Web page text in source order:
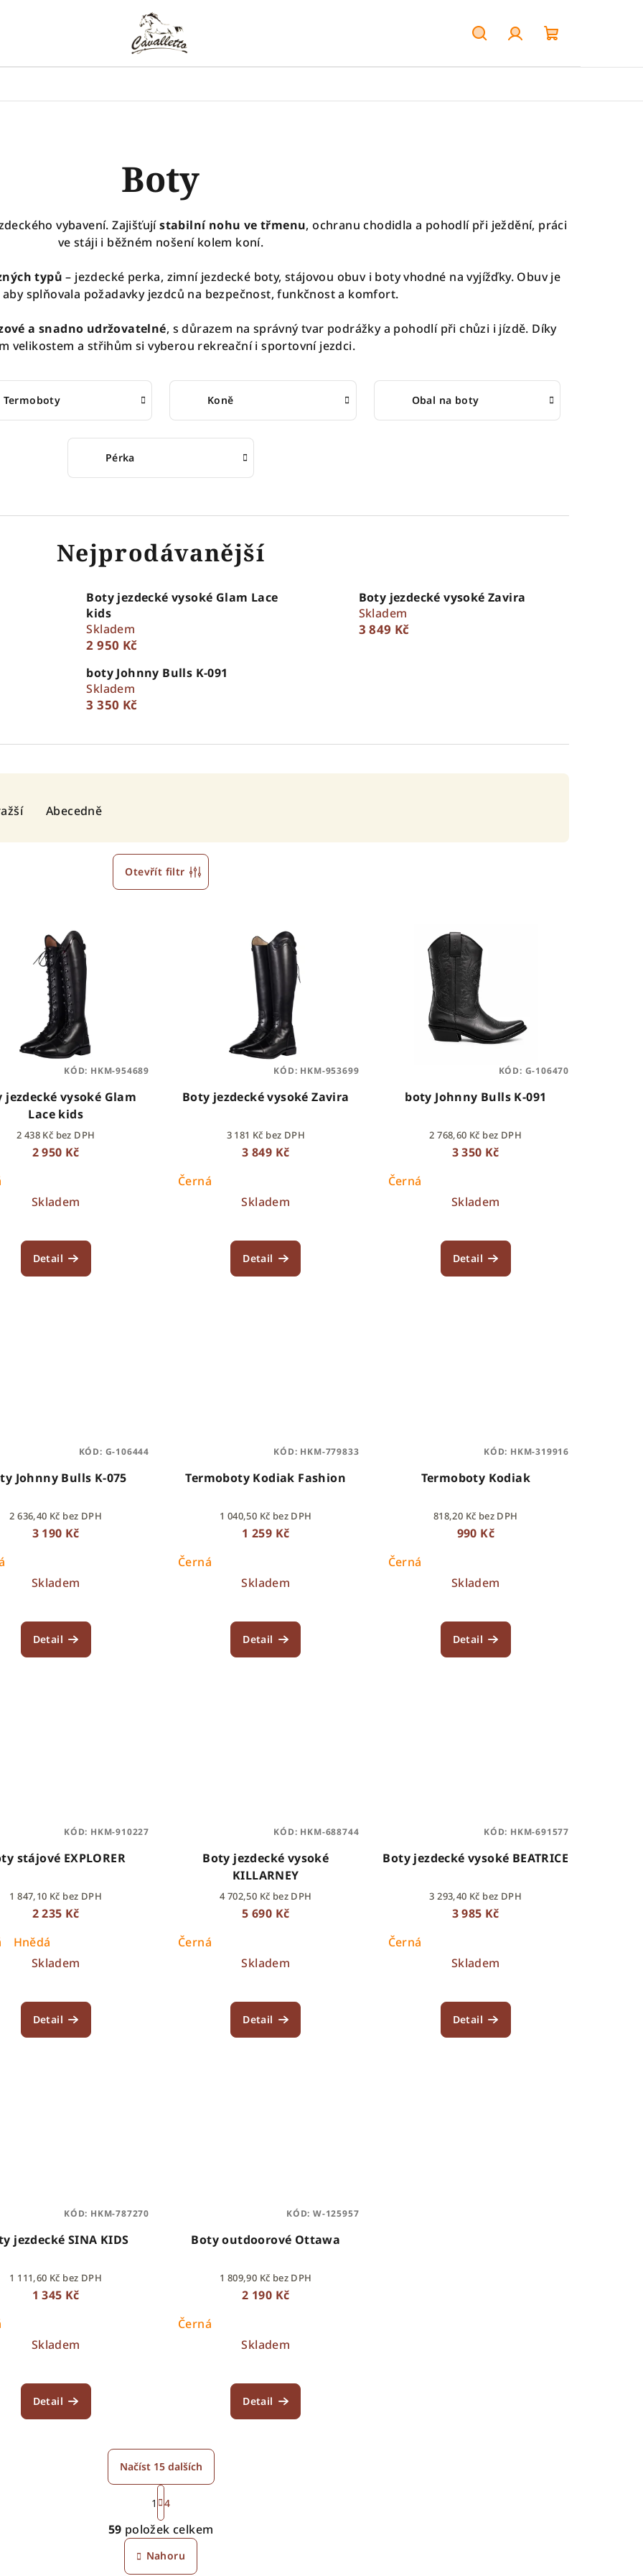
košík
Boty
vybavení. Zajišťujístabilní nohu ve třmenu, ochranu chodidla a pohodlí při ježdění, práci
ve stáji i běžném nošení kolem koní.
typů – jezdecké perka, zimní jezdecké boty, stájovou obuv i boty vhodné na vyjížďky. Obuv je
splňovala požadavky jezdců na bezpečnost, funkčnost a komfort.
a snadno udržovatelné, s důrazem na správný tvar podrážky a pohodlí při chůzi i jízdě. Díky
velikostem a střihům si vyberou rekreační i sportovní jezdci.
Termoboty Koně Obal na boty
Pérka
Nejprodávanější
Boty jezdecké vysoké Glam Lace
kids
Skladem
2 950 Kč
Boty jezdecké vysoké Zavira
Skladem
3 849 Kč
boty Johnny Bulls K-091
Skladem
3 350 Kč
Abecedně
Otevřít filtr
jezdecké vysoké Glam
Lace kids
2 438 Kč bez DPH
2 950 Kč
Skladem
Detail
KÓD: HKM-954689
Boty jezdecké vysoké Zavira
3 181 Kč bez DPH
3 849 Kč
Černá
Skladem
Detail
KÓD: HKM-953699
boty Johnny Bulls K-091
2 768,60 Kč bez DPH
3 350 Kč
Černá
Skladem
Detail
KÓD: G-106470
Johnny Bulls K-075
2 636,40 Kč bez DPH
3 190 Kč
Skladem
Detail
KÓD: G-106444
Termoboty Kodiak Fashion
1 040,50 Kč bez DPH
1 259 Kč
Černá
Skladem
Detail
KÓD: HKM-779833
Termoboty Kodiak
818,20 Kč bez DPH
990 Kč
Černá
Skladem
Detail
KÓD: HKM-319916
stájové EXPLORER
1 847,10 Kč bez DPH
2 235 Kč
Hnědá
Skladem
Detail
KÓD: HKM-910227
Boty jezdecké vysoké
KILLARNEY
4 702,50 Kč bez DPH
5 690 Kč
Černá
Skladem
Detail
KÓD: HKM-688744
Boty jezdecké vysoké BEATRICE
3 293,40 Kč bez DPH
3 985 Kč
Černá
Skladem
Detail
KÓD: HKM-691577
Boty jezdecké SINA KIDS
1 111,60 Kč bez DPH
1 345 Kč
Skladem
Detail
KÓD: HKM-787270
Boty outdoorové Ottawa
1 809,90 Kč bez DPH
2 190 Kč
Černá
Skladem
Detail
KÓD:W-125957
O
v
l
Načíst 15 dalších
S
t
r
á
n
1 4
59 položek celkem
Nahoru